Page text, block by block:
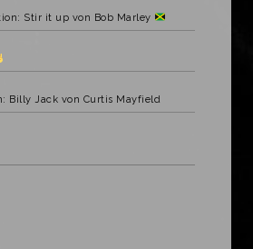
Stir it up von Bob Marley
Billy Jack von Curtis Mayfield